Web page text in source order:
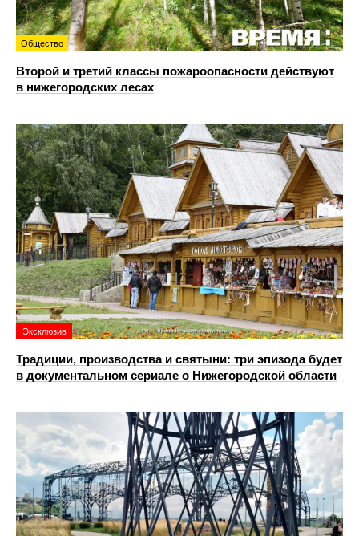
Общество
Второй и третий классы пожароопасности действуют
в нижегородских лесах
Эксклюзив
Традиции, производства и святыни: три эпизода будет
в документальном сериале о Нижегородской области